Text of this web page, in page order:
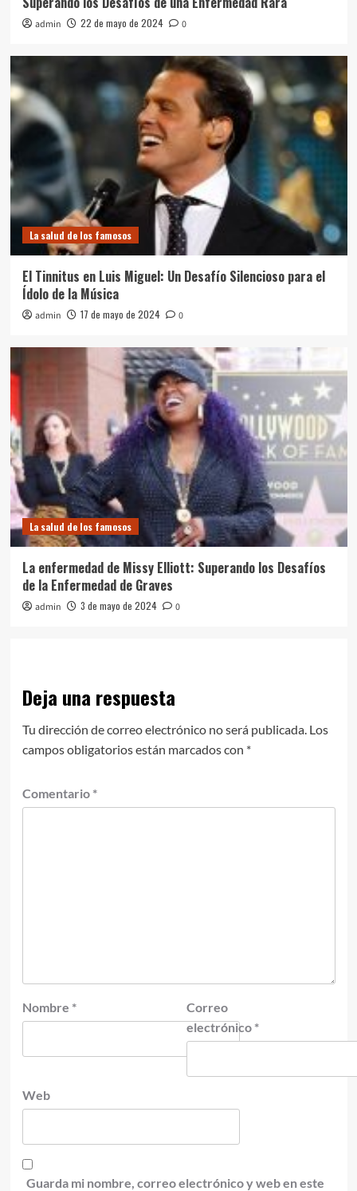
admin 22 de mayo de 2024 0
La salud de los famosos
El Tinnitus en Luis Miguel: Un Desafío Silencioso para el
Ídolo de la Música
admin 17 de mayo de 2024 0
La salud de los famosos
La enfermedad de Missy Elliott: Superando los Desafíos
de la Enfermedad de Graves
admin 3 de mayo de 2024 0
Deja una respuesta
Tu dirección de correo electrónico no será publicada. Los
campos obligatorios están marcados con *
Comentario *
Nombre *
Correo
electrónico *
Web
Guarda mi nombre, correo electrónico y web en este